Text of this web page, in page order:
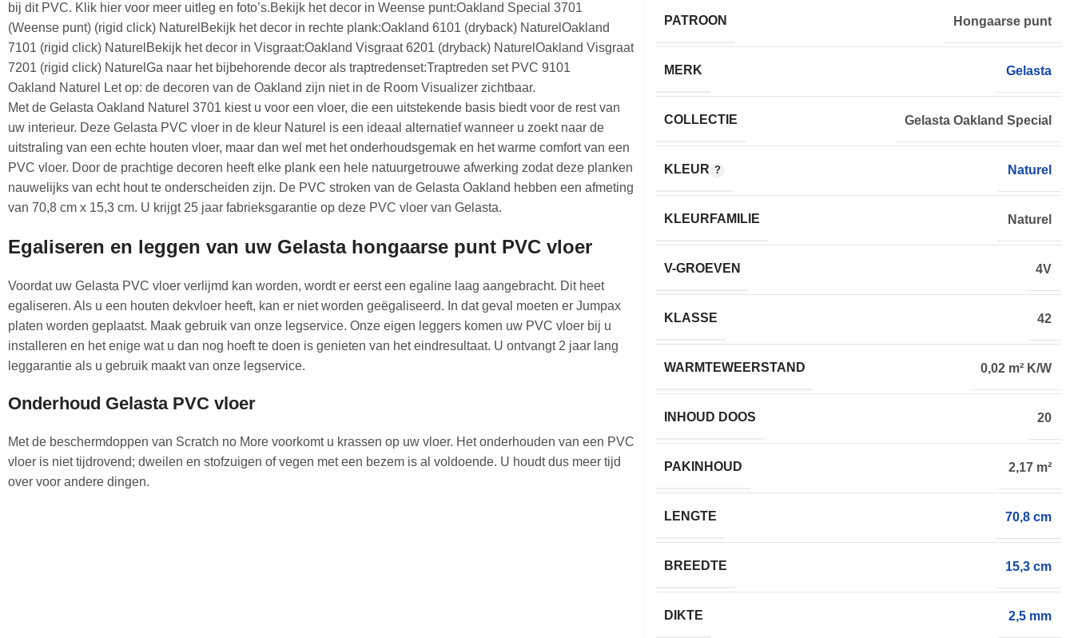
bij dit PVC. Klik hier voor meer uitleg en foto’s.Bekijk het decor in Weense punt:Oakland Special 3701
(Weense punt) (rigid click) NaturelBekijk het decor in rechte plank:Oakland 6101 (dryback) NaturelOakland
7101 (rigid click) NaturelBekijk het decor in Visgraat:Oakland Visgraat 6201 (dryback) NaturelOakland Visgraat
7201 (rigid click) NaturelGa naar het bijbehorende decor als traptredenset:Traptreden set PVC 9101
Oakland Naturel Let op: de decoren van de Oakland zijn niet in de Room Visualizer zichtbaar.
Met de Gelasta Oakland Naturel 3701 kiest u voor een vloer, die een uitstekende basis biedt voor de rest van
uw interieur. Deze Gelasta PVC vloer in de kleur Naturel is een ideaal alternatief wanneer u zoekt naar de
uitstraling van een echte houten vloer, maar dan wel met het onderhoudsgemak en het warme comfort van een
PVC vloer. Door de prachtige decoren heeft elke plank een hele natuurgetrouwe afwerking zodat deze planken
nauwelijks van echt hout te onderscheiden zijn. De PVC stroken van de Gelasta Oakland hebben een afmeting
van 70,8 cm x 15,3 cm. U krijgt 25 jaar fabrieksgarantie op deze PVC vloer van Gelasta.
Egaliseren en leggen van uw Gelasta hongaarse punt PVC vloer
Voordat uw Gelasta PVC vloer verlijmd kan worden, wordt er eerst een egaline laag aangebracht. Dit heet
egaliseren. Als u een houten dekvloer heeft, kan er niet worden geëgaliseerd. In dat geval moeten er Jumpax
platen worden geplaatst. Maak gebruik van onze legservice. Onze eigen leggers komen uw PVC vloer bij u
installeren en het enige wat u dan nog hoeft te doen is genieten van het eindresultaat. U ontvangt 2 jaar lang
leggarantie als u gebruik maakt van onze legservice.
Onderhoud Gelasta PVC vloer
Met de beschermdoppen van Scratch no More voorkomt u krassen op uw vloer. Het onderhouden van een PVC
vloer is niet tijdrovend; dweilen en stofzuigen of vegen met een bezem is al voldoende. U houdt dus meer tijd
over voor andere dingen.
PATROON Hongaarse punt
MERK Gelasta
COLLECTIE Gelasta Oakland Special
KLEUR Naturel
KLEURFAMILIE Naturel
V-GROEVEN 4V
KLASSE 42
WARMTEWEERSTAND 0,02 m² K/W
INHOUD DOOS 20
PAKINHOUD 2,17 m²
LENGTE 70,8 cm
BREEDTE 15,3 cm
DIKTE 2,5 mm